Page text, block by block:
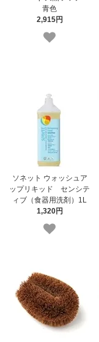
青色
2,915円
ソネット ウォッシュア
ップリキッド センシテ
ィブ（食器用洗剤）1L
1,320円